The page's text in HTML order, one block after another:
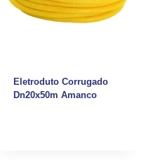
Eletroduto Corrugado
Dn20x50m Amanco